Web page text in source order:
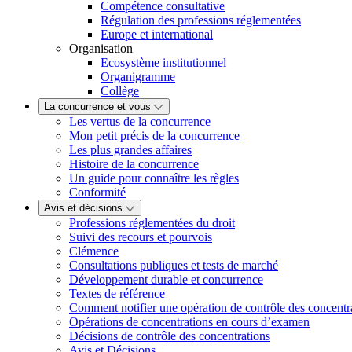
Compétence consultative
Régulation des professions réglementées
Europe et international
Organisation
Ecosystème institutionnel
Organigramme
Collège
La concurrence et vous
Les vertus de la concurrence
Mon petit précis de la concurrence
Les plus grandes affaires
Histoire de la concurrence
Un guide pour connaître les règles
Conformité
Avis et décisions
Professions réglementées du droit
Suivi des recours et pourvois
Clémence
Consultations publiques et tests de marché
Développement durable et concurrence
Textes de référence
Comment notifier une opération de contrôle des
Opérations de concentrations en cours d’examen
Décisions de contrôle des concentrations